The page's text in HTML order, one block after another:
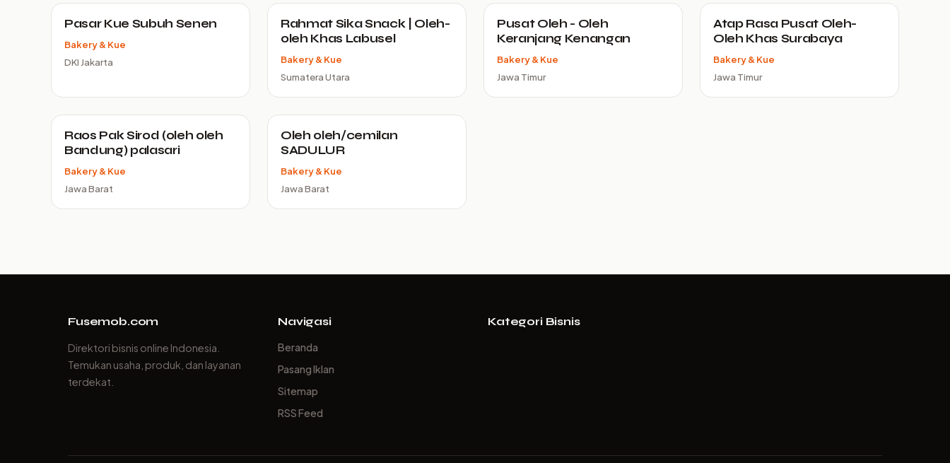
Pasar Kue Subuh Senen
Bakery & Kue
DKI Jakarta
Rahmat Sika Snack | Oleh-
oleh Khas Labusel
Bakery & Kue
Sumatera Utara
Pusat Oleh - Oleh
Keranjang Kenangan
Bakery & Kue
Jawa Timur
Atap Rasa Pusat Oleh-
Oleh Khas Surabaya
Bakery & Kue
Jawa Timur
Raos Pak Sirod (oleh oleh
Bandung) palasari
Bakery & Kue
Jawa Barat
Oleh oleh/cemilan
SADULUR
Bakery & Kue
Jawa Barat
Fusemob.com
Direktori bisnis online Indonesia.
Temukan usaha, produk, dan layanan
terdekat.
Navigasi
Beranda
Pasang Iklan
Sitemap
RSS Feed
Kategori Bisnis